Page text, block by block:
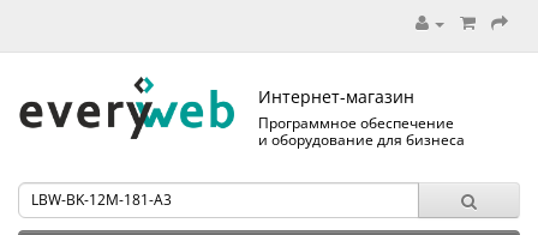
Интернет-магазин
Программное обеспечение
и оборудование для бизнеса